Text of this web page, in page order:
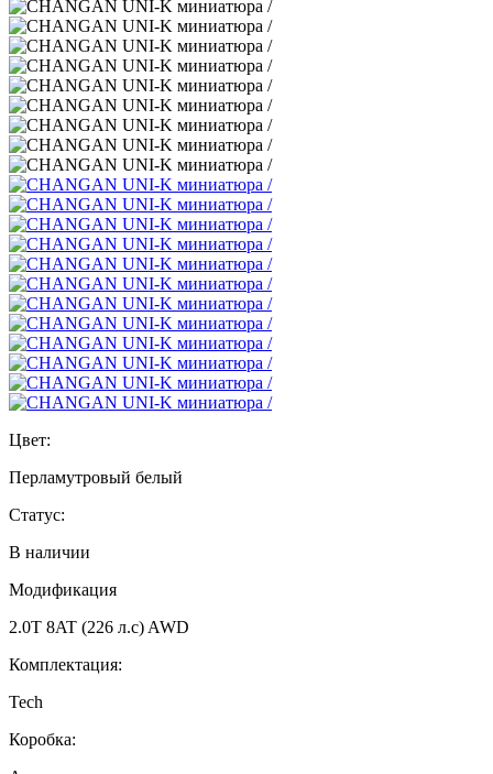
Цвет:
Перламутровый белый
Статус:
В наличии
Модификация
2.0T 8AT (226 л.с) AWD
Комплектация:
Tech
Коробка: